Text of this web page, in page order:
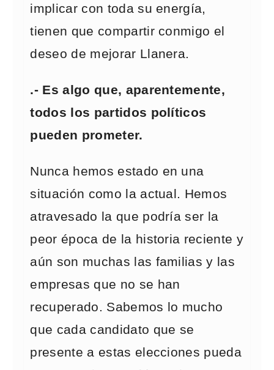
implicar con toda su energía,
tienen que compartir conmigo el
deseo de mejorar Llanera.
.- Es algo que, aparentemente,
todos los partidos políticos
pueden prometer.
Nunca hemos estado en una
situación como la actual. Hemos
atravesado la que podría ser la
peor época de la historia reciente y
aún son muchas las familias y las
empresas que no se han
recuperado. Sabemos lo mucho
que cada candidato que se
presente a estas elecciones pueda